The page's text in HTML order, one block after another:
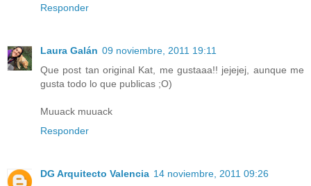
Responder
Laura Galán 09 noviembre, 2011 19:11
Que post tan original Kat, me gustaaa!! jejejej, aunque me
gusta todo lo que publicas ;O)
Muuack muuack
Responder
DG Arquitecto Valencia 14 noviembre, 2011 09:26